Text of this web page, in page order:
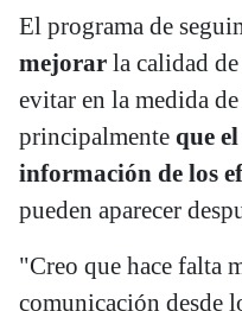
El programa de
mejorar la calidad
evitar en la medida
principalmente que
información de los
pueden aparecer
"Creo que hace falta
comunicación desde